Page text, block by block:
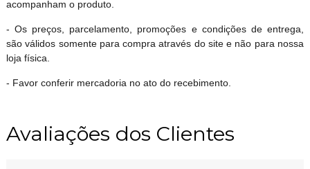
acompanham o produto.
- Os preços, parcelamento, promoções e condições de entrega,
são válidos somente para compra através do site e não para nossa
loja física.
- Favor conferir mercadoria no ato do recebimento.
Avaliações dos Clientes